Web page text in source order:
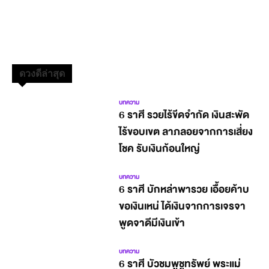
ดวงดีล่าสุด
บทความ
6 ราศี รวยไร้ขีดจำกัด เงินสะพัด
ไร้ขอบเขต ลาภลอยจากการเสี่ยง
โชค รับเงินก้อนใหญ่
บทความ
6 ราศี บักหล่าพารวย เอื้อยค้าบ
ขอเงินเหน่ ได้เงินจากการเจรจา
พูดจาดีมีเงินเข้า
บทความ
6 ราศี บัวชมพูชูทรัพย์ พระแม่